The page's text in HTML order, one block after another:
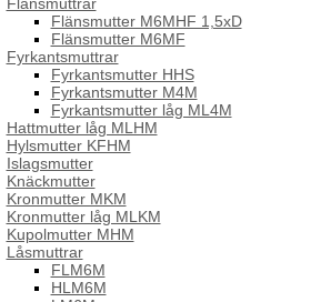
Flänsmutter M6MHF 1,5xD
Flänsmutter M6MF
Fyrkantsmuttrar
Fyrkantsmutter HHS
Fyrkantsmutter M4M
Fyrkantsmutter låg ML4M
Hattmutter låg MLHM
Hylsmutter KFHM
Islagsmutter
Knäckmutter
Kronmutter MKM
Kronmutter låg MLKM
Kupolmutter MHM
Låsmuttrar
FLM6M
HLM6M